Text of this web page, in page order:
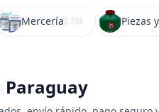
Mercería3.738 Piezas
Paraguay